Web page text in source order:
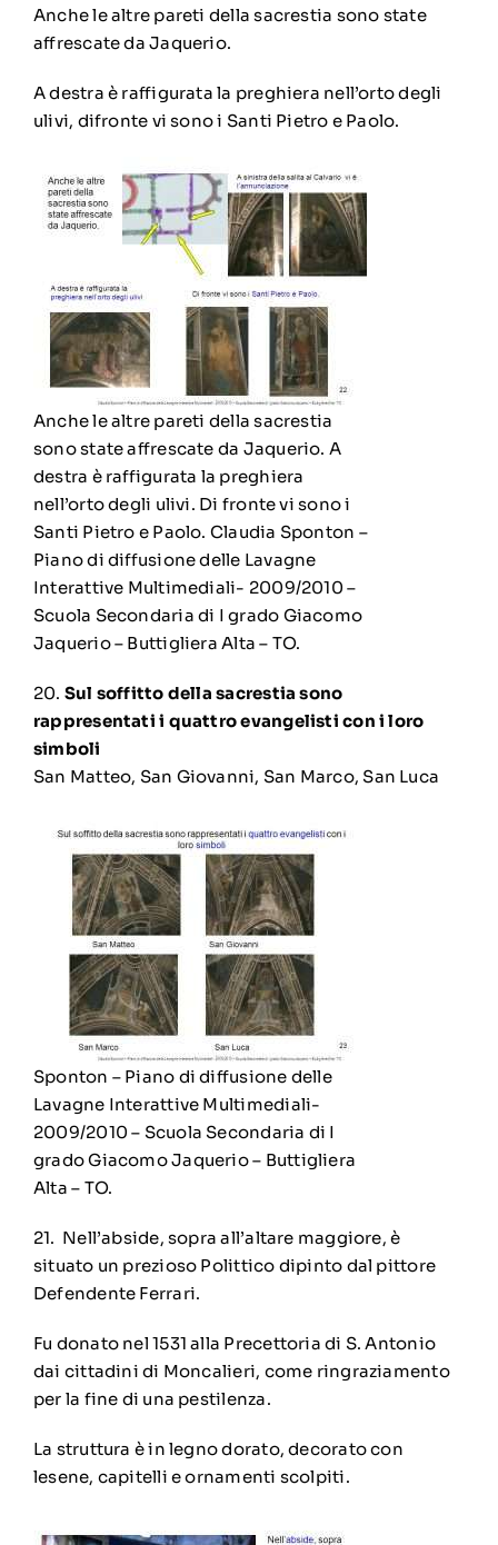
Anche le altre pareti della sacrestia sono state
affrescate da Jaquerio.
A destra è raffigurata la preghiera nell’orto degli
ulivi, difronte vi sono i Santi Pietro e Paolo.
Anche le altre pareti della sacrestia
sono state affrescate da Jaquerio. A
destra è raffigurata la preghiera
nell’orto degli ulivi. Di fronte vi sono i
Santi Pietro e Paolo. Claudia Sponton –
Piano di diffusione delle Lavagne
Interattive Multimediali- 2009/2010 –
Scuola Secondaria di I grado Giacomo
Jaquerio – Buttigliera Alta – TO.
20. Sul soffitto della sacrestia sono
rappresentati i quattro evangelisti con i loro
simboli
San Matteo, San Giovanni, San Marco, San Luca
Sponton – Piano di diffusione delle
Lavagne Interattive Multimediali-
2009/2010 – Scuola Secondaria di I
grado Giacomo Jaquerio – Buttigliera
Alta – TO.
21. Nell’abside, sopra all’altare maggiore, è
situato un prezioso Polittico dipinto dal pittore
Defendente Ferrari.
Fu donato nel 1531 alla Precettoria di S. Antonio
dai cittadini di Moncalieri, come ringraziamento
per la fine di una pestilenza.
La struttura è in legno dorato, decorato con
lesene, capitelli e ornamenti scolpiti.